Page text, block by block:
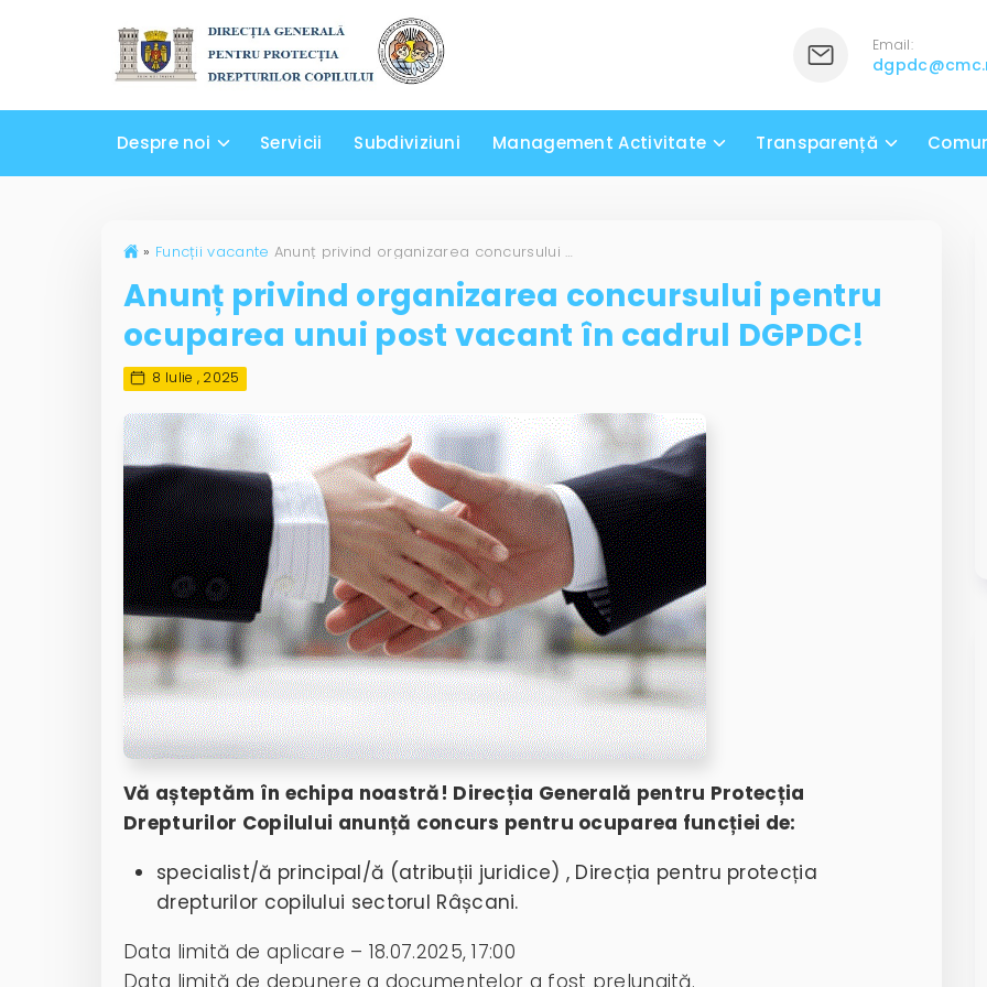
Email:
Despre noi Servicii Subdiviziuni Management Activitate Transparență
» Funcții vacante Anunț privind organizarea concursului pentru ocuparea unui post vacant în cadrul DGPDC!
Anunț privind organizarea concursului pentru
ocuparea unui post vacant în cadrul DGPDC!
8 Iulie , 2025
Vă așteptăm în echipa noastră! Direcția Generală pentru Protecția
Drepturilor Copilului anunță concurs pentru ocuparea funcției de:
specialist/ă principal/ă (atribuții juridice) , Direcția pentru protecția
drepturilor copilului sectorul Râșcani.
Data limită de aplicare – 18.07.2025, 17:00